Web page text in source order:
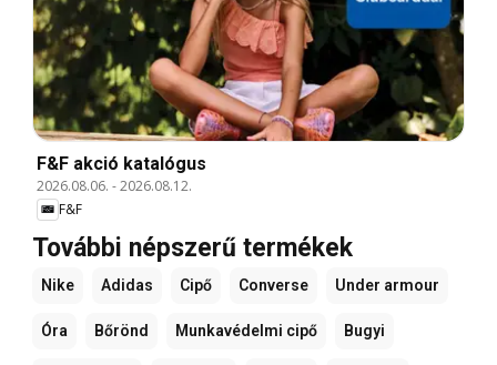
F&F akció katalógus
2026.08.06. -2026.08.12.
F&F
További népszerű termékek
Nike Adidas Cipő Converse Under armour
Óra Bőrönd Munkavédelmi cipő Bugyi